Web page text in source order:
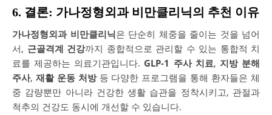
6. 결론: 가나정형외과 비만클리닉의 추천 이유
가나정형외과 비만클리닉은 단순히 체중을 줄이는 것을 넘어
서, 근골격계 건강까지 종합적으로 관리할 수 있는 통합적 치
료를 제공하는 의료기관입니다. GLP-1 주사 치료, 지방 분해
주사, 재활 운동 처방등 다양한 프로그램을 통해 환자들은 체
중 감량뿐만 아니라 건강한 생활 습관을 정착시키고, 관절과
척추의 건강도 동시에 개선할 수 있습니다.